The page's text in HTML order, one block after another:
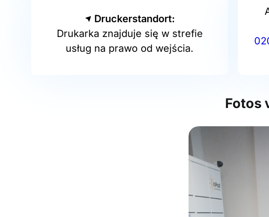
Druckerstandort:
Drukarka znajduje się w strefie
usług na prawo od wejścia.
Fotos